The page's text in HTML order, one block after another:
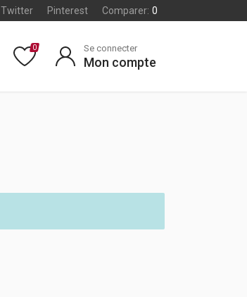
Twitter Pinterest Comparer: 0
0 Se connecter
Mon compte